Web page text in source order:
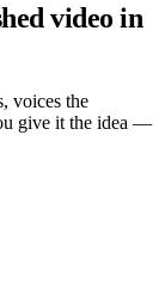
video in
voices the
give it the idea —